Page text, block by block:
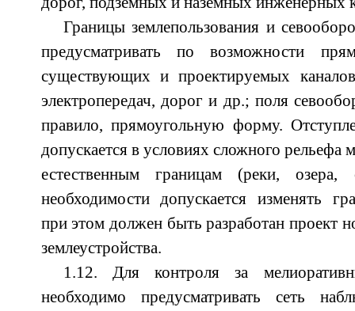
Границы землепользования и
предусматривать по возможности
существующих и проектируемых
электропередач, дорог и др.; поля
правило, прямоугольную форму.
допускается в условиях сложного рельефа
естественным границам (реки,
необходимости допускается изменять
при этом должен быть разработан проект
землеустройства.
1.12. Для контроля за
необходимо предусматривать сеть